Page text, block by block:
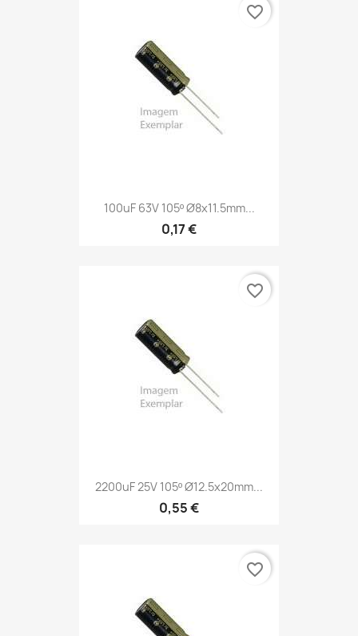
100uF 63V 105º Ø8x11.5mm...
0,17 €
favorite_border
2200uF 25V 105º Ø12.5x20mm...
0,55 €
favorite_border
favorite_border